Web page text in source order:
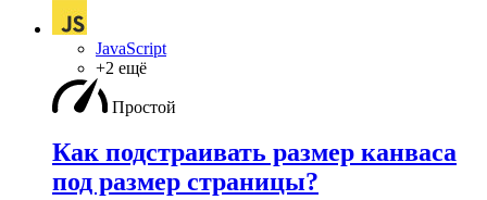
JavaScript
+2 ещё
Простой
Как подстраивать размер канваса
под размер страницы?